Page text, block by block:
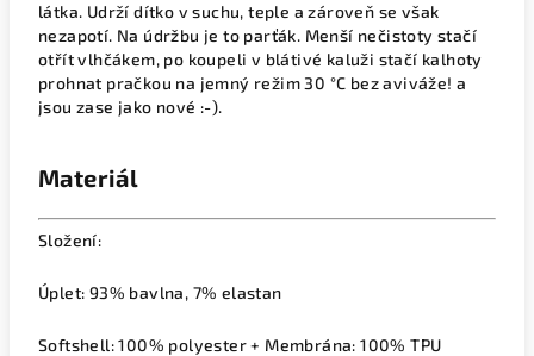
látka. Udrží dítko v suchu, teple a zároveň se však
nezapotí. Na údržbu je to parťák. Menší nečistoty stačí
otřít vlhčákem, po koupeli v blátivé kaluži stačí kalhoty
prohnat pračkou na jemný režim 30 °C bez aviváže! a
jsou zase jako nové :-).
Materiál
Složení:
Úplet: 93% bavlna, 7% elastan
Softshell: 100% polyester + Membrána: 100% TPU